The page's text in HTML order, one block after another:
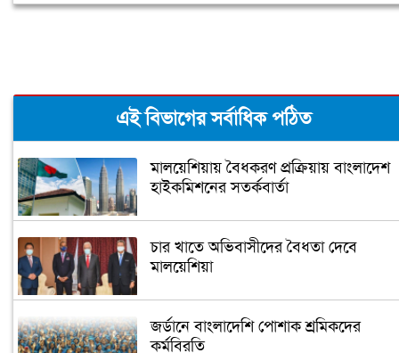
এই বিভাগের সর্বাধিক পঠিত
মালয়েশিয়ায় বৈধকরণ প্রক্রিয়ায় বাংলাদেশ
হাইকমিশনের সতর্কবার্তা
চার খাতে অভিবাসীদের বৈধতা দেবে
মালয়েশিয়া
জর্ডানে বাংলাদেশি পোশাক শ্রমিকদের
কর্মবিরতি